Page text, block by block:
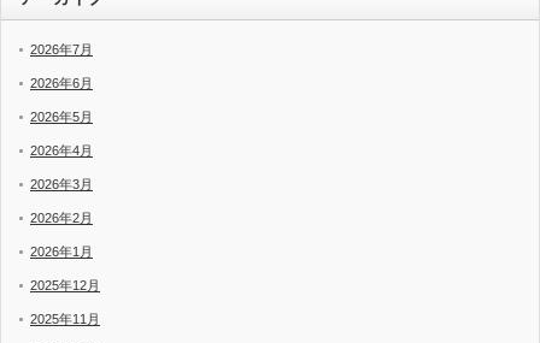
2026年7月
2026年6月
2026年5月
2026年4月
2026年3月
2026年2月
2026年1月
2025年12月
2025年11月